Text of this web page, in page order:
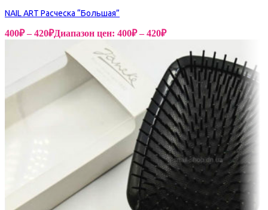
NAIL ART Расческа “Большая”
400₽ – 420₽Диапазон цен: 400₽ – 420₽